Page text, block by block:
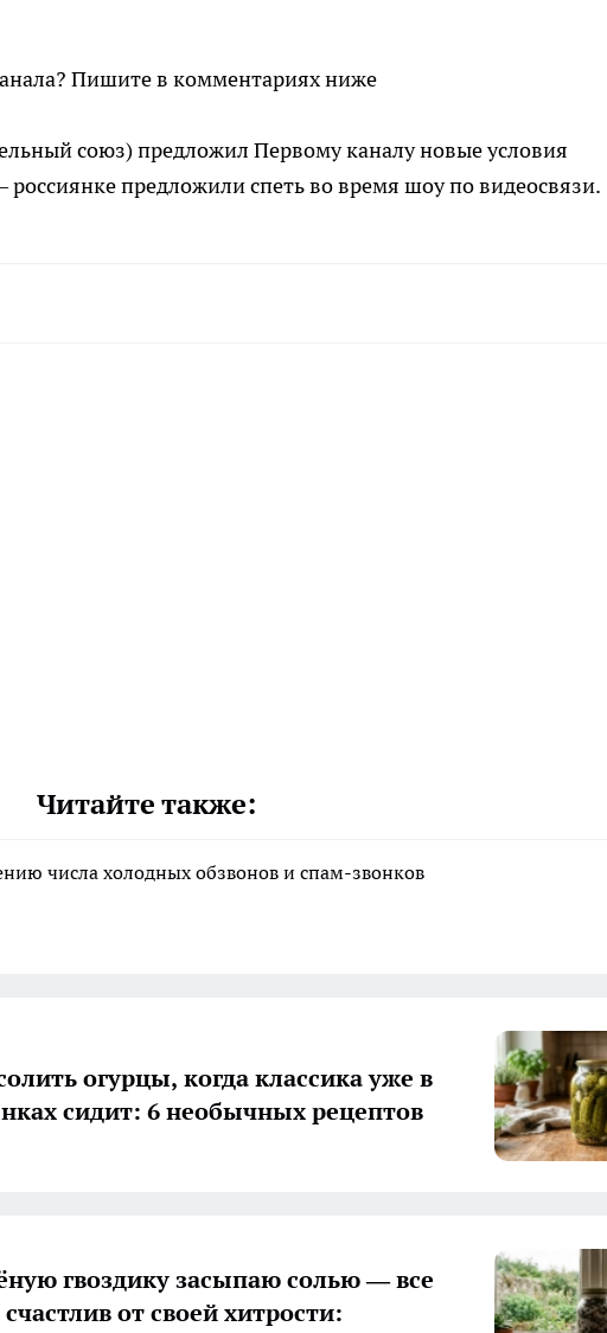
Пишите в комментариях ниже
союз) предложил Первому каналу новые условия
предложили спеть во время шоу по видеосвязи.
Читайте также:
числа холодных обзвонов и спам-звонков
огурцы, когда классика уже в
сидит: 6 необычных рецептов
гвоздику засыпаю солью — все
от своей хитрости: